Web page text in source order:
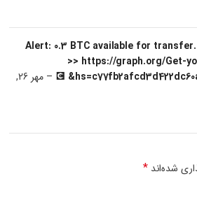
💽 📢 Alert: 0.3 BTC available for
>> https://graph.org/Get-
–
مهر 26,
شده‌اند*